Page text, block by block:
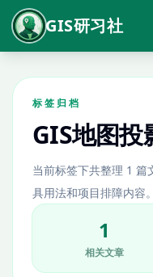
GIS研习社
标签归档
GIS地图投
当前标签下共整理 1 篇
具用法和项目排障内容。
1
相关文章